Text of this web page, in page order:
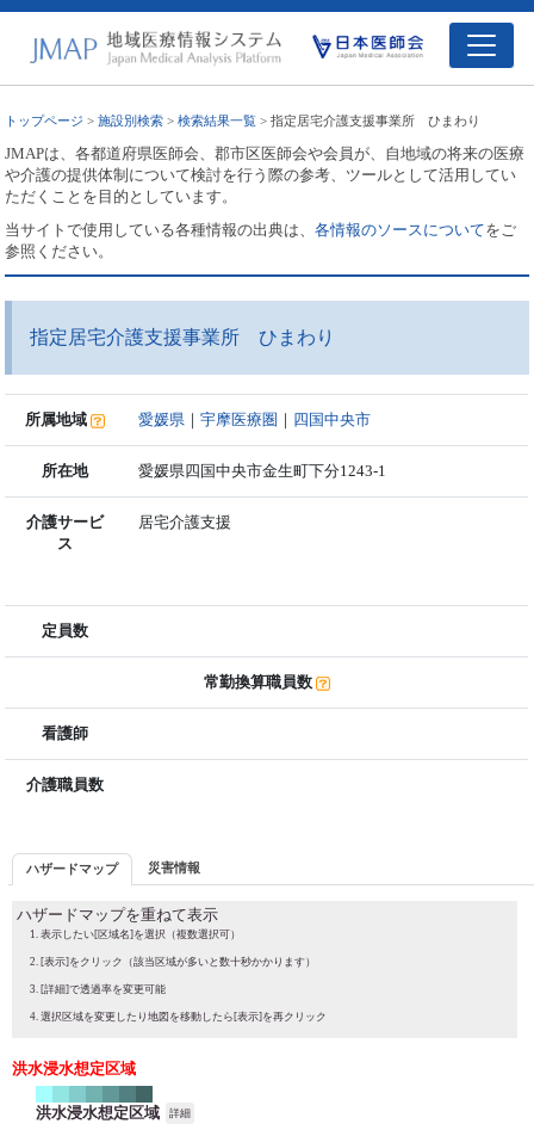
トップページ >施設別検索 >検索結果一覧 > 指定居宅介護支援事業所 ひまわり
JMAPは、各都道府県医師会、郡市区医師会や会員が、自地域の将来の医療
や介護の提供体制について検討を行う際の参考、ツールとして活用してい
ただくことを目的としています。
当サイトで使用している各種情報の出典は、各情報のソースについてをご
参照ください。
指定居宅介護支援事業所 ひまわり
所属地域 愛媛県 ｜宇摩医療圏 ｜ 四国中央市
所在地 愛媛県四国中央市金生町下分1243-1
介護サービ
ス
居宅介護支援
定員数
常勤換算職員数
看護師
介護職員数
ハザードマップ 災害情報
ハザードマップを重ねて表示
表示したい[区域名]を選択（複数選択可）
[表示]をクリック（該当区域が多いと数十秒かかります）
[詳細]で透過率を変更可能
選択区域を変更したり地図を移動したら[表示]を再クリック
洪水浸水想定区域
洪水浸水想定区域 詳細